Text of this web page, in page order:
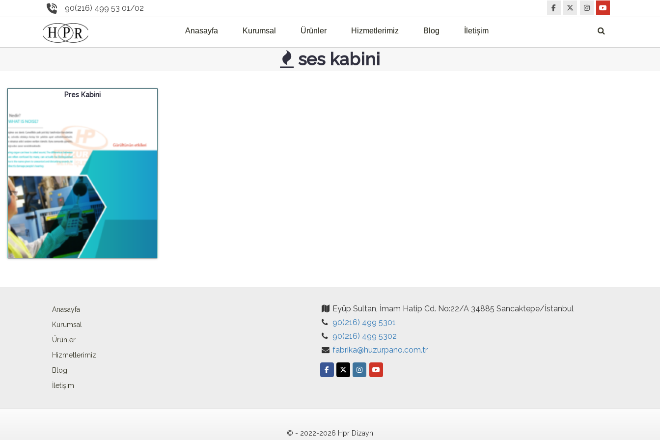
90(216) 499 53 01/02
Anasayfa Kurumsal Ürünler Hizmetlerimiz Blog İletişim
ses kabini
Pres Kabini
Anasayfa
Kurumsal
Ürünler
Hizmetlerimiz
Blog
İletişim
Eyüp Sultan, İmam Hatip Cd. No:22/A 34885 Sancaktepe/İstanbul
90(216) 499 5301
90(216) 499 5302
fabrika@huzurpano.com.tr
© - 2022-2026 Hpr Dizayn